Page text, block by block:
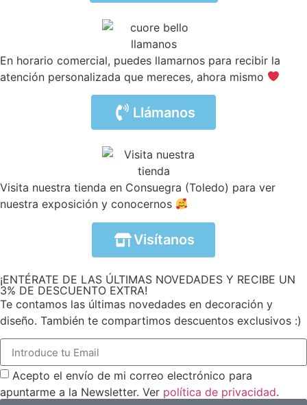
En horario comercial, puedes llamarnos para recibir la
atención personalizada que mereces, ahora mismo
Llámanos
Visita nuestra tienda en Consuegra (Toledo) para ver
nuestra exposición y conocernos
Visítanos
¡ENTÉRATE DE LAS ÚLTIMAS NOVEDADES Y RECIBE UN
3% DE DESCUENTO EXTRA!
Te contamos las últimas novedades en decoración y
diseño. También te compartimos descuentos exclusivos :)
Acepto el envío de mi correo electrónico para
apuntarme a la Newsletter. Ver política de privacidad.